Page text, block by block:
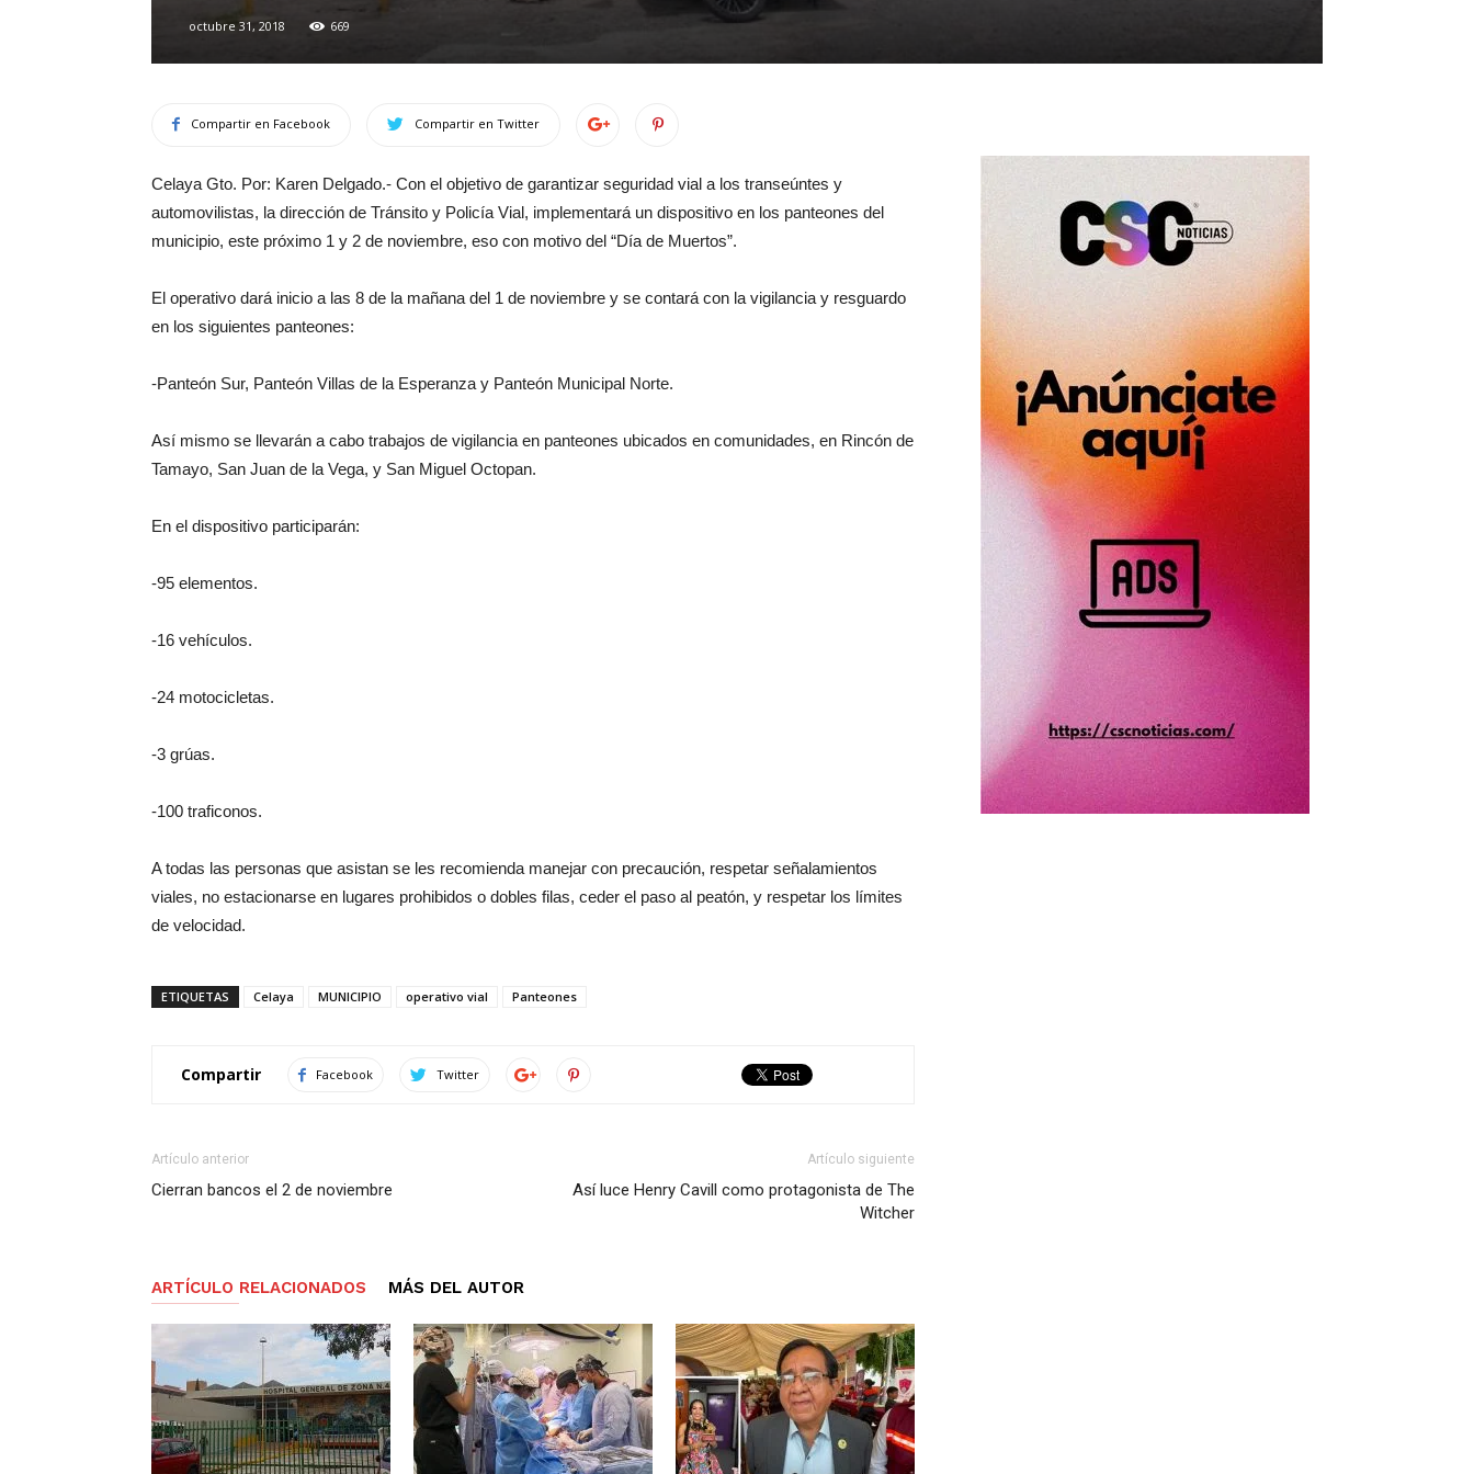
octubre 31, 2018 669
Compartir en Facebook Compartir en Twitter
Celaya Gto. Por: Karen Delgado.- Con el objetivo de garantizar seguridad vial a los transeúntes y
automovilistas, la dirección de Tránsito y Policía Vial, implementará un dispositivo en los panteones del
municipio, este próximo 1 y 2 de noviembre, eso con motivo del “Día de Muertos”.
El operativo dará inicio a las 8 de la mañana del 1 de noviembre y se contará con la vigilancia y resguardo
en los siguientes panteones:
-Panteón Sur, Panteón Villas de la Esperanza y Panteón Municipal Norte.
Así mismo se llevarán a cabo trabajos de vigilancia en panteones ubicados en comunidades, en Rincón de
Tamayo, San Juan de la Vega, y San Miguel Octopan.
En el dispositivo participarán:
-95 elementos.
-16 vehículos.
-24 motocicletas.
-3 grúas.
-100 traficonos.
A todas las personas que asistan se les recomienda manejar con precaución, respetar señalamientos
viales, no estacionarse en lugares prohibidos o dobles filas, ceder el paso al peatón, y respetar los límites
de velocidad.
ETIQUETAS Celaya MUNICIPIO operativo vial Panteones
Compartir Facebook Twitter
Artículo anterior
Cierran bancos el 2 de noviembre
Artículo siguiente
Así luce Henry Cavill como protagonista de The
Witcher
ARTÍCULO RELACIONADOS MÁS DEL AUTOR